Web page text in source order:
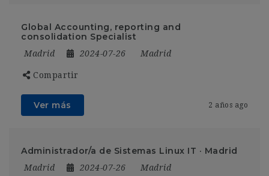
Global Accounting, reporting and
consolidation Specialist
Madrid 2024-07-26 Madrid
Compartir
Ver más 2 años ago
Administrador/a de Sistemas Linux IT · Madrid
Madrid 2024-07-26 Madrid